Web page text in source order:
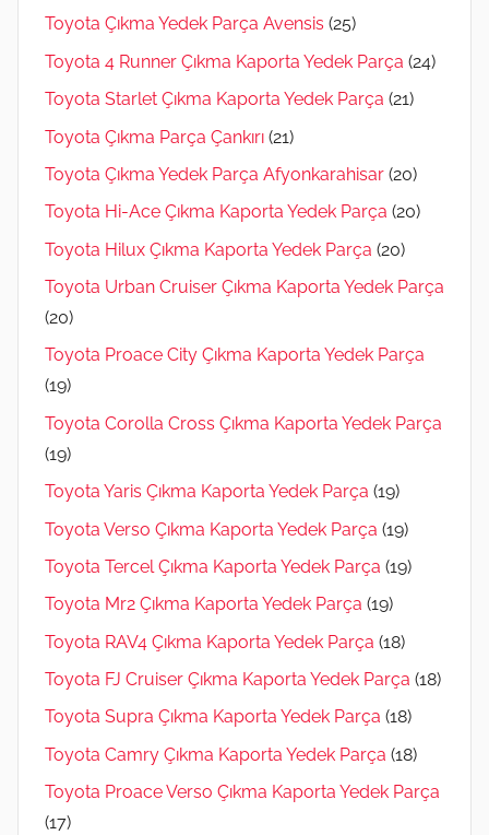
Toyota Çıkma Yedek Parça Avensis (25)
Toyota 4 Runner Çıkma Kaporta Yedek Parça (24)
Toyota Starlet Çıkma Kaporta Yedek Parça (21)
Toyota Çıkma Parça Çankırı (21)
Toyota Çıkma Yedek Parça Afyonkarahisar (20)
Toyota Hi-Ace Çıkma Kaporta Yedek Parça (20)
Toyota Hilux Çıkma Kaporta Yedek Parça (20)
Toyota Urban Cruiser Çıkma Kaporta Yedek Parça
(20)
Toyota Proace City Çıkma Kaporta Yedek Parça
(19)
Toyota Corolla Cross Çıkma Kaporta Yedek Parça
(19)
Toyota Yaris Çıkma Kaporta Yedek Parça (19)
Toyota Verso Çıkma Kaporta Yedek Parça (19)
Toyota Tercel Çıkma Kaporta Yedek Parça (19)
Toyota Mr2 Çıkma Kaporta Yedek Parça (19)
Toyota RAV4 Çıkma Kaporta Yedek Parça (18)
Toyota FJ Cruiser Çıkma Kaporta Yedek Parça (18)
Toyota Supra Çıkma Kaporta Yedek Parça (18)
Toyota Camry Çıkma Kaporta Yedek Parça (18)
Toyota Proace Verso Çıkma Kaporta Yedek Parça
(17)